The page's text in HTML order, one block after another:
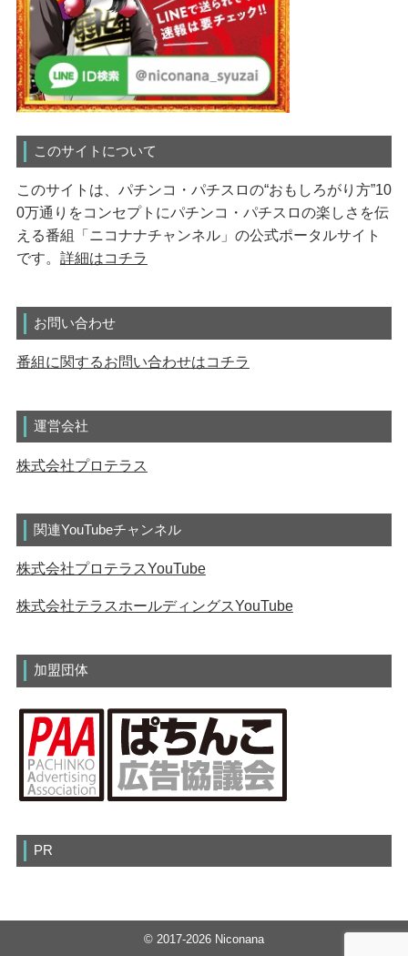
このサイトについて
このサイトは、パチンコ・パチスロの“おもしろがり方”10
0万通りをコンセプトにパチンコ・パチスロの楽しさを伝
える番組「ニコナナチャンネル」の公式ポータルサイト
です。 詳細はコチラ
お問い合わせ
番組に関するお問い合わせはコチラ
運営会社
株式会社プロテラス
関連YouTubeチャンネル
株式会社プロテラスYouTube
株式会社テラスホールディングスYouTube
加盟団体
PR
© 2017-2026 Niconana